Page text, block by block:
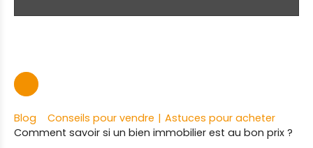
Blog Conseils pour vendre | Astuces pour acheter
Comment savoir si un bien immobilier est au bon prix ?